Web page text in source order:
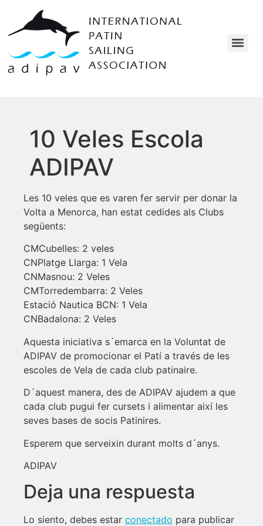
10 Veles Escola
ADIPAV
Les 10 veles que es varen fer servir per donar la
Volta a Menorca, han estat cedides als Clubs
següents:
CMCubelles: 2 veles
CNPlatge Llarga: 1 Vela
CNMasnou: 2 Veles
CMTorredembarra: 2 Veles
Estació Nautica BCN: 1 Vela
CNBadalona: 2 Veles
Aquesta iniciativa s´emarca en la Voluntat de
ADIPAV de promocionar el Patí a través de les
escoles de Vela de cada club patinaire.
D´aquest manera, des de ADIPAV ajudem a que
cada club pugui fer cursets i alimentar així les
seves bases de socis Patinires.
Esperem que serveixin durant molts d´anys.
ADIPAV
Deja una respuesta
Lo siento, debes estar conectado para publicar